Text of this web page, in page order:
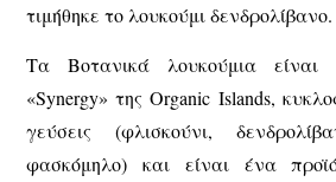
τιμήθηκε το λουκούμι δενδρολίβανο.
Τα Βοτανικά λουκούμια είναι
«Synergy» της Οrganic Islands,
γεύσεις (φλισκούνι,
φασκόμηλο) και είναι ένα